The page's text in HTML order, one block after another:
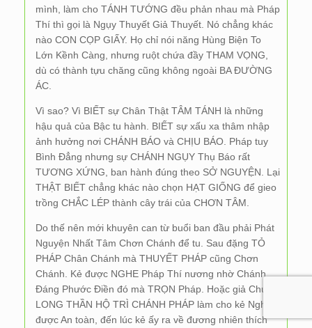
mình, làm cho TÁNH TƯỚNG đều phản nhau mà Pháp
Thí thì gọi là Ngụy Thuyết Giả Thuyết. Nó chẳng khác
nào CON CỌP GIẤY. Họ chỉ nói năng Hùng Biện To
Lớn Kềnh Càng, nhưng ruột chứa đầy THAM VỌNG,
dù có thành tựu chăng cũng không ngoài BA ĐƯỜNG
ÁC.
Vì sao? Vì BIẾT sự Chân Thật TÂM TÁNH là những
hậu quả của Bậc tu hành. BIẾT sự xấu xa thâm nhập
ảnh hưởng nơi CHÁNH BÁO và CHỊU BÁO. Pháp tuy
Bình Đẳng nhưng sự CHÁNH NGỤY Thụ Báo rất
TƯƠNG XỨNG, ban hành đúng theo SỞ NGUYỆN. Lại
THẬT BIẾT chẳng khác nào chọn HẠT GIỐNG để gieo
trồng CHẮC LÉP thành cây trái của CHƠN TÂM.
Do thế nên mới khuyên can từ buổi ban đầu phải Phát
Nguyện Nhất Tâm Chơn Chánh để tu. Sau đặng TỎ
PHÁP Chân Chánh mà THUYẾT PHÁP cũng Chơn
Chánh. Kẻ được NGHE Pháp Thí nương nhờ Chánh
Đáng Phước Điền đó mà TRỌN Pháp. Hoặc giả Chư
LONG THẦN HỘ TRÌ CHÁNH PHÁP làm cho kẻ Nghe
được An toàn, đến lúc kẻ ấy ra về đương nhiên thích